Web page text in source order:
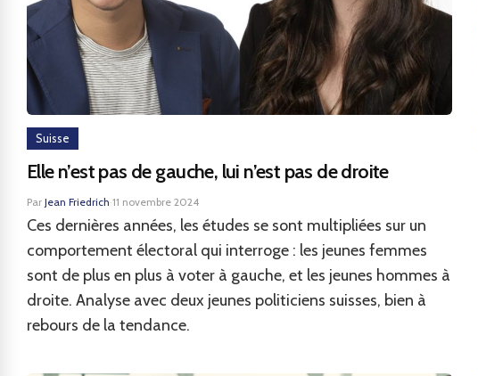
Suisse
Elle n’est pas de gauche, lui n’est pas de droite
Par Jean Friedrich·11 novembre 2024
Ces dernières années, les études se sont multipliées sur un
comportement électoral qui interroge : les jeunes femmes
sont de plus en plus à voter à gauche, et les jeunes hommes à
droite. Analyse avec deux jeunes politiciens suisses, bien à
rebours de la tendance.